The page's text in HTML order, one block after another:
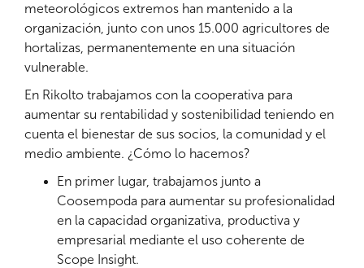
meteorológicos extremos han mantenido a la
organización, junto con unos 15.000 agricultores de
hortalizas, permanentemente en una situación
vulnerable.
En Rikolto trabajamos con la cooperativa para
aumentar su rentabilidad y sostenibilidad teniendo en
cuenta el bienestar de sus socios, la comunidad y el
medio ambiente. ¿Cómo lo hacemos?
En primer lugar, trabajamos junto a
Coosempoda para aumentar su profesionalidad
en la capacidad organizativa, productiva y
empresarial mediante el uso coherente de
Scope Insight.